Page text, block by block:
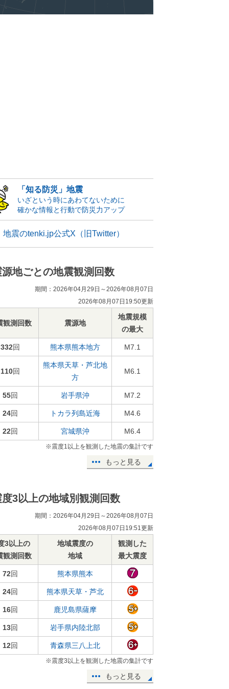
「知る防災」地震
いざという時にあわてないために
確かな情報と行動で防災力アップ
地震のtenki.jp公式X（旧Twitter）
源地ごとの地震観測回数
期間：2026年04月29日～2026年08月07日
2026年08月07日19:50更新
観測回数 震源地
地震規模
の最大
332回 熊本県熊本地方 M7.1
110回
熊本県天草・芦北地
方
M6.1
55回 岩手県沖 M7.2
24回 トカラ列島近海 M4.6
22回 宮城県沖 M6.4
※震度1以上を観測した地震の集計です
もっと見る
度3以上の地域別観測回数
期間：2026年04月29日～2026年08月07日
2026年08月07日19:51更新
3以上の
観測回数
地域震度の
地域
観測した
最大震度
72回 熊本県熊本
24回 熊本県天草・芦北
16回 鹿児島県薩摩
13回 岩手県内陸北部
12回 青森県三八上北
※震度3以上を観測した地震の集計です
もっと見る